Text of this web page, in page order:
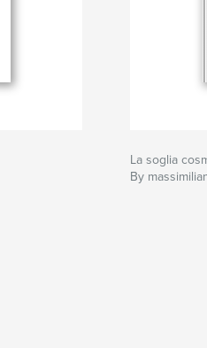
La soglia
By